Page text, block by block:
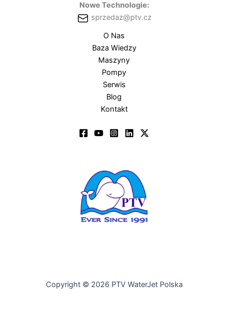
Nowe Technologie:
sprzedaz@ptv.cz
O Nas
Baza Wiedzy
Maszyny
Pompy
Serwis
Blog
Kontakt
Copyright © 2026 PTV WaterJet Polska